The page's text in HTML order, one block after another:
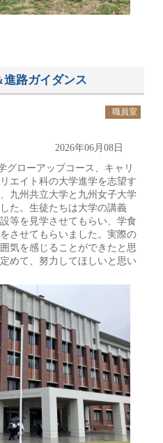
路ガイダンス
職員室
2026年06月08日
グローアップコース、キャリ
エイト科の大学進学を志望す
九州共立大学と九州女子大学
た。生徒たちは大学の講義
等を見学させてもらい、学食
させてもらいました。実際の
気を感じることができたと思
めて、努力してほしいと思い